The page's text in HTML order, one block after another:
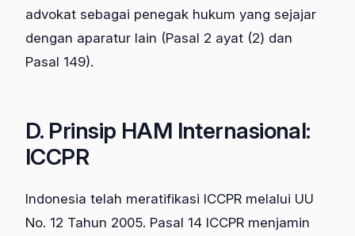
advokat sebagai penegak hukum yang sejajar
dengan aparatur lain (Pasal 2 ayat (2) dan
Pasal 149).
D. Prinsip HAM Internasional:
ICCPR
Indonesia telah meratifikasi ICCPR melalui UU
No. 12 Tahun 2005. Pasal 14 ICCPR menjamin